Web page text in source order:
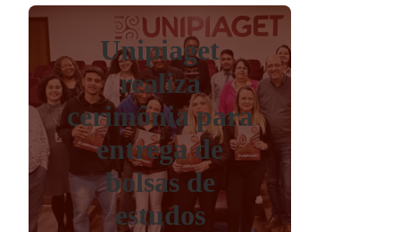
Unipiaget
realiza
cerimônia para
entrega de
bolsas de
estudos